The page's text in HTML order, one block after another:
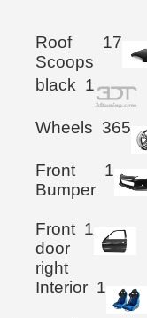
Roof
Scoops
17
black 1
Wheels 365
Front
Bumper
1
Front
door
right
1
Interior 1